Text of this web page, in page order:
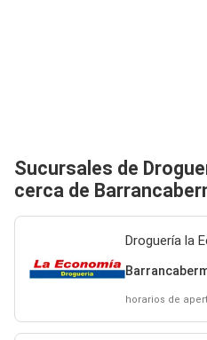
Sucursales de
cerca de
Droguería la
horarios de